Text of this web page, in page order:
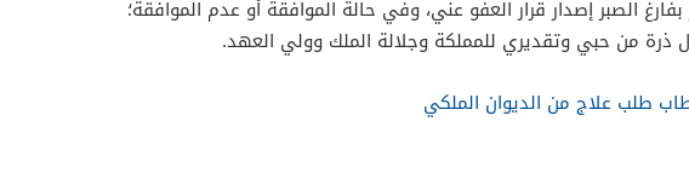
الصبر إصدار قرار العفو عني، وفي حالة الموافقة أو عدم الموافقة؛
ذرة من حبي وتقديري للمملكة وجلالة الملك وولي العهد.
طلب علاج من الديوان الملكي